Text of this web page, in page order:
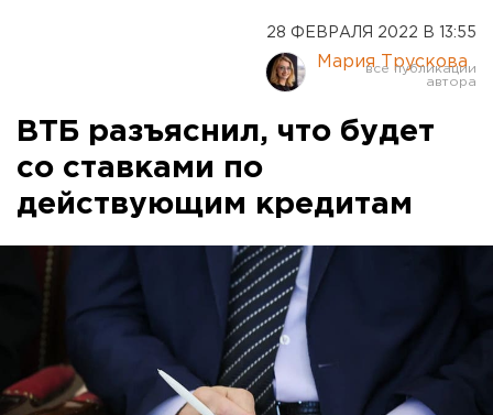
28 ФЕВРАЛЯ 2022 В 13:55
Мария Трускова
ВТБ разъяснил, что будет
со ставками по
действующим кредитам